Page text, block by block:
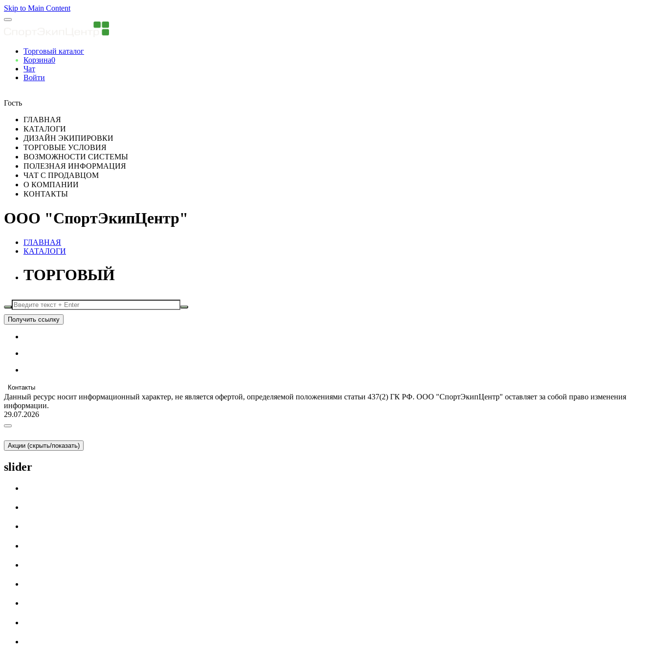
Skip to Main Content
Торговый каталог
Корзина0
Чат
Войти
Гость
ГЛАВНАЯ
КАТАЛОГИ
ДИЗАЙН ЭКИПИРОВКИ
ТОРГОВЫЕ УСЛОВИЯ
ВОЗМОЖНОСТИ СИСТЕМЫ
ПОЛЕЗНАЯ ИНФОРМАЦИЯ
ЧАТ С ПРОДАВЦОМ
О КОМПАНИИ
КОНТАКТЫ
ООО "СпортЭкипЦентр"
ГЛАВНАЯ
КАТАЛОГИ
ТОРГОВЫЙ
Получить ссылку
Контакты
Данный ресурс носит информационный характер, не является офертой, определяемой положениями статьи 437(2) ГК РФ. ООО "СпортЭкипЦентр" оставляет за собой право изменения
информации.
29.07.2026
Акции (скрыть/показать)
slider